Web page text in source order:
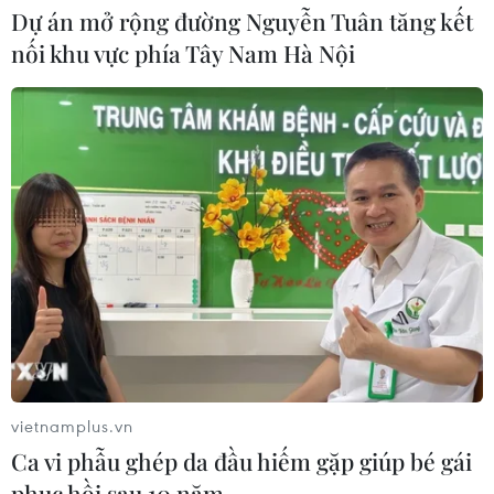
CƠ QUAN CHỦ QUẢN: THÔNG TẤN XÃ VIỆT NAM
Tổng Biên tập: TRẦN TIẾN DUẨN
Phó Tổng Biên tập: NGUYỄN THỊ TÁM, KHÚC THANH
THỦY
Sở hữu trí tuệ
Quy định sử dụng
RSS
Hỗ trợ
Ngôn ngữ
TTXVN
Dịch vụ tin
Quảng cáo
Liên hệ
Dự án mở rộng đường Nguyễn Tuân tăng kết
nối khu vực phía Tây Nam Hà Nội
vietnamplus.vn
Ca vi phẫu ghép da đầu hiếm gặp giúp bé gái